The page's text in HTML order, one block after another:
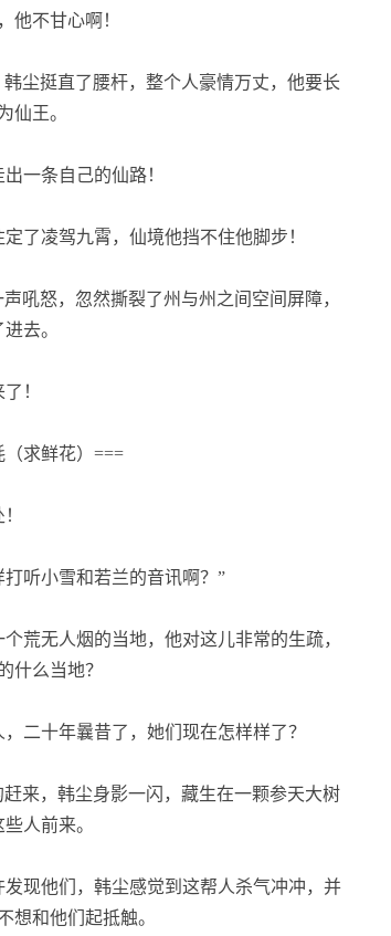
他不甘心啊！
尘挺直了腰杆，整个人豪情万丈，他要长
仙王。
一条自己的仙路！
了凌驾九霄，仙境他挡不住他脚步！
吼怒，忽然撕裂了州与州之间空间屏障，
去。
！
（求鲜花）===
听小雪和若兰的音讯啊？”
荒无人烟的当地，他对这儿非常的生疏，
什么当地？
二十年曩昔了，她们现在怎样样了？
来，韩尘身影一闪，藏生在一颗参天大树
人前来。
现他们，韩尘感觉到这帮人杀气冲冲，并
想和他们起抵触。